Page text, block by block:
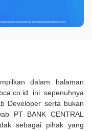
dalam halaman
ini sepenuhnya
Developer serta bukan
PT BANK CENTRAL
sebagai pihak yang